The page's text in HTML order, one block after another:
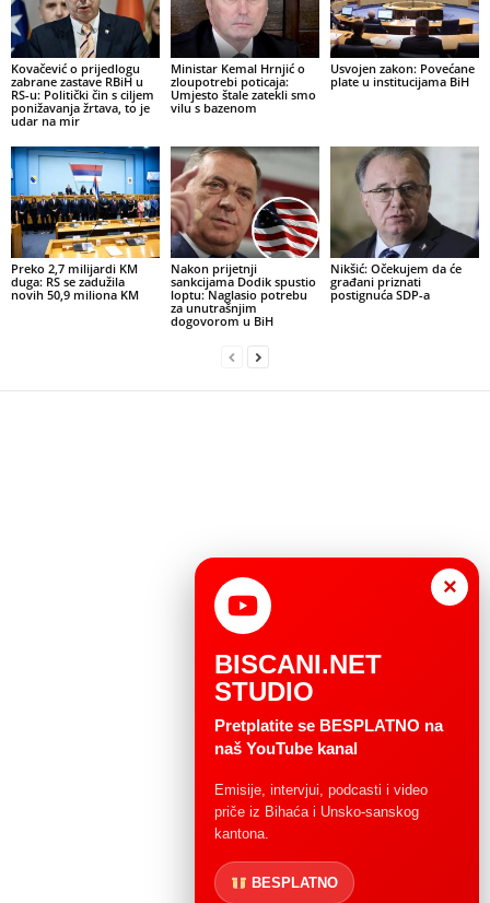
Kovačević o prijedlogu
zabrane zastave RBiH u
RS-u: Politički čin s ciljem
ponižavanja žrtava, to je
udar na mir
Ministar Kemal Hrnjić o
zloupotrebi poticaja:
Umjesto štale zatekli smo
vilu s bazenom
Usvojen zakon: Povećane
plate u institucijama BiH
Preko 2,7 milijardi KM
duga: RS se zadužila
novih 50,9 miliona KM
Nakon prijetnji
sankcijama Dodik spustio
loptu: Naglasio potrebu
za unutrašnjim
dogovorom u BiH
Nikšić: Očekujem da će
građani priznati
postignuća SDP-a
×
BISCANI.NET
STUDIO
Pretplatite se BESPLATNO na
naš YouTube kanal
Emisije, intervjui, podcasti i video
priče iz Bihaća i Unsko-sanskog
kantona.
BESPLATNO